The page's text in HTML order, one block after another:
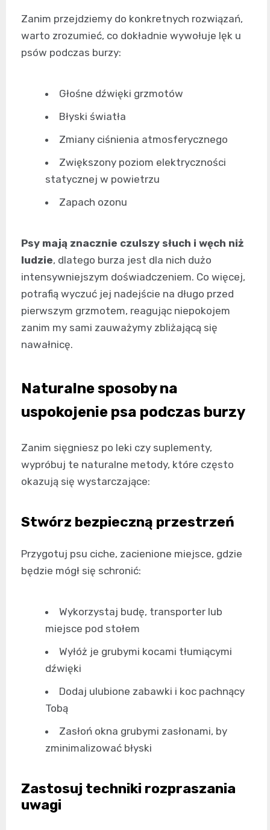
Zanim przejdziemy do konkretnych rozwiązań,
warto zrozumieć, co dokładnie wywołuje lęk u
psów podczas burzy:
Głośne dźwięki grzmotów
Błyski światła
Zmiany ciśnienia atmosferycznego
Zwiększony poziom elektryczności
statycznej w powietrzu
Zapach ozonu
Psy mają znacznie czulszy słuch i węch niż
ludzie, dlatego burza jest dla nich dużo
intensywniejszym doświadczeniem. Co więcej,
potrafią wyczuć jej nadejście na długo przed
pierwszym grzmotem, reagując niepokojem
zanim my sami zauważymy zbliżającą się
nawałnicę.
Naturalne sposoby na
uspokojenie psa podczas burzy
Zanim sięgniesz po leki czy suplementy,
wypróbuj te naturalne metody, które często
okazują się wystarczające:
Stwórz bezpieczną przestrzeń
Przygotuj psu ciche, zacienione miejsce, gdzie
będzie mógł się schronić:
Wykorzystaj budę, transporter lub
miejsce pod stołem
Wyłóż je grubymi kocami tłumiącymi
dźwięki
Dodaj ulubione zabawki i koc pachnący
Tobą
Zasłoń okna grubymi zasłonami, by
zminimalizować błyski
Zastosuj techniki rozpraszania
uwagi